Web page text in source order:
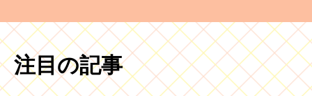
注目の記事